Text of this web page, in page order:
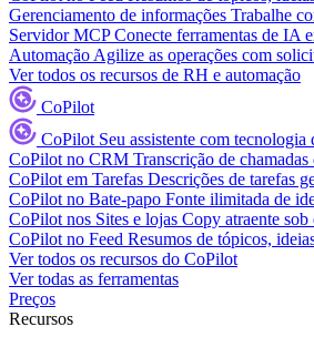
Gerenciamento de informações Trabalhe
Servidor MCP Conecte ferramentas de IA
Automação Agilize as operações com
Ver todos os recursos de RH e automação
CoPilot
CoPilot Seu assistente com
CoPilot no CRM Transcrição de
CoPilot em Tarefas Descrições de tarefas
CoPilot no Bate-papo Fonte ilimitada de
CoPilot nos Sites e lojas Copy atraente sob
CoPilot no Feed Resumos de tópicos,
Ver todos os recursos do CoPilot
Ver todas as ferramentas
Preços
Recursos